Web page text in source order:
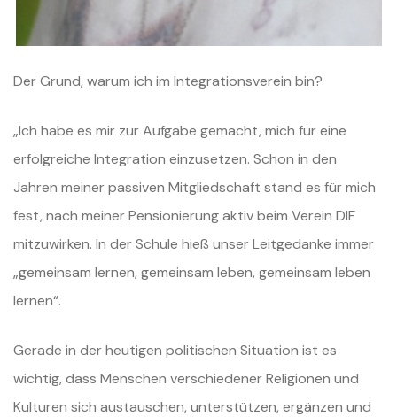
Der Grund, warum ich im Integrationsverein bin?
„Ich habe es mir zur Aufgabe gemacht, mich für eine
erfolgreiche Integration einzusetzen. Schon in den
Jahren meiner passiven Mitgliedschaft stand es für mich
fest, nach meiner Pensionierung aktiv beim Verein DIF
mitzuwirken. In der Schule hieß unser Leitgedanke immer
„gemeinsam lernen, gemeinsam leben, gemeinsam leben
lernen“.
Gerade in der heutigen politischen Situation ist es
wichtig, dass Menschen verschiedener Religionen und
Kulturen sich austauschen, unterstützen, ergänzen und